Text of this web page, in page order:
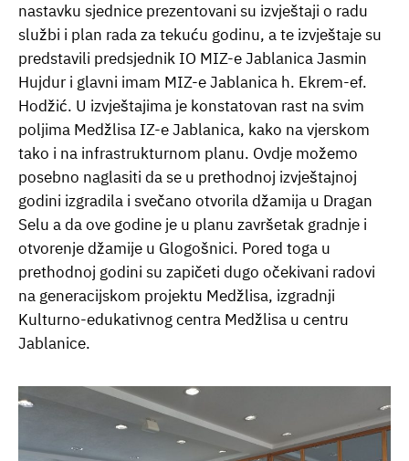
nastavku sjednice prezentovani su izvještaji o radu
službi i plan rada za tekuću godinu, a te izvještaje su
predstavili predsjednik IO MIZ-e Jablanica Jasmin
Hujdur i glavni imam MIZ-e Jablanica h. Ekrem-ef.
Hodžić. U izvještajima je konstatovan rast na svim
poljima Medžlisa IZ-e Jablanica, kako na vjerskom
tako i na infrastrukturnom planu. Ovdje možemo
posebno naglasiti da se u prethodnoj izvještajnoj
godini izgradila i svečano otvorila džamija u Dragan
Selu a da ove godine je u planu završetak gradnje i
otvorenje džamije u Glogošnici. Pored toga u
prethodnoj godini su zapičeti dugo očekivani radovi
na generacijskom projektu Medžlisa, izgradnji
Kulturno-edukativnog centra Medžlisa u centru
Jablanice.